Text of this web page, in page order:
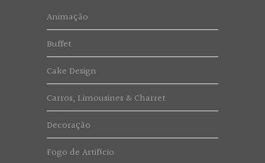
Animação
Buffet
Cake Design
Carros, Limousines & Charret
Decoração
Fogo de Artifício